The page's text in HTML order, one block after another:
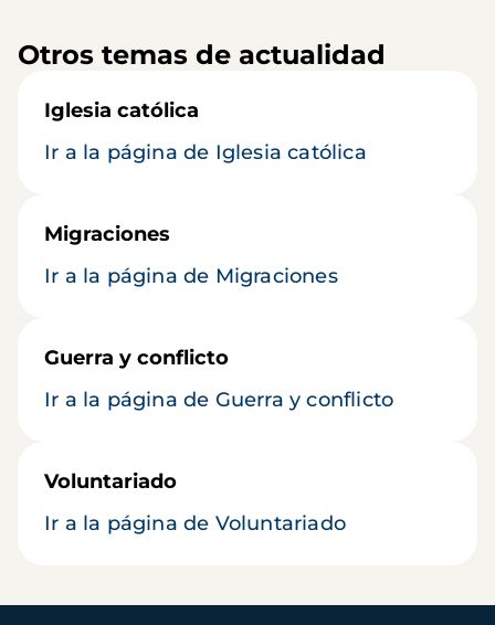
Otros temas de actualidad
Iglesia católica
Ir a la página de Iglesia católica
Migraciones
Ir a la página de Migraciones
Guerra y conflicto
Ir a la página de Guerra y conflicto
Voluntariado
Ir a la página de Voluntariado